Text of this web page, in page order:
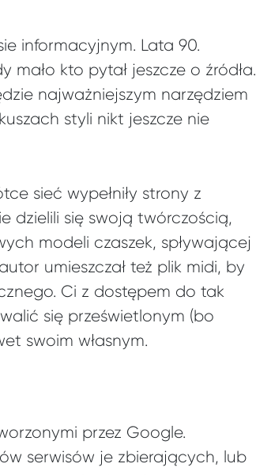
informacyjnym. Lata 90.
kto pytał jeszcze o źródła.
najważniejszym narzędziem
styli nikt jeszcze nie
sieć wypełniły strony z
dzielili się swoją twórczością,
modeli czaszek, spływającej
umieszczał też plik midi, by
Ci z dostępem do tak
się prześwietlonym (bo
swoim własnym.
przez Google.
serwisów je zbierających, lub